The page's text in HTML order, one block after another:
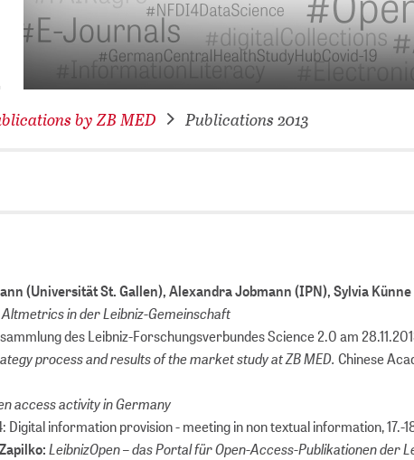
NETWORKING FOR
by ZB MED Publications 2013
(Universität St. Gallen), Alexandra Jobmann (IPN), Sylvia
Altmetrics in der Leibniz-Gemeinschaft
des Leibniz-Forschungsverbundes Science 2.0 am
process and results of the market study at ZB MED. Chinese
access activity in Germany
information provision - meeting in non textual information, 17.-
LeibnizOpen – das Portal für Open-Access-Publikationen der